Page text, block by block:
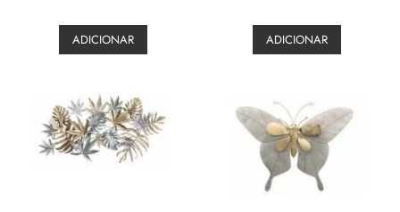
ADICIONAR ADICIONAR